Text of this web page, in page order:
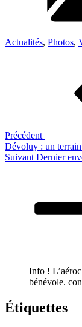
Actualités, Photos,
Précédent
Dévoluy : un
Article
Suivant Dernier
Info !
bénévole.
Étiquettes